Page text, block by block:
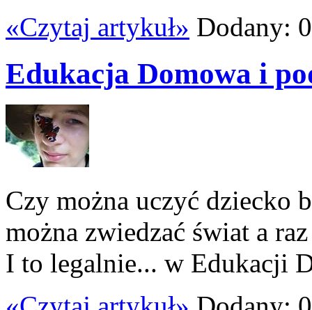
«Czytaj artykuł» Dodany:
Edukacja Domowa i
Czy można uczyć dziecko
można zwiedzać świat a
I to legalnie... w Edukacji